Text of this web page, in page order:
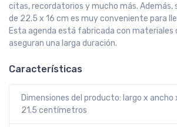
citas, recordatorios y mucho más. Además,
de 22.5 x 16 cm es muy conveniente para
Esta agenda está fabricada con materiales
aseguran una larga duración.
Características
Dimensiones del producto: largo x ancho
21.5 centímetros